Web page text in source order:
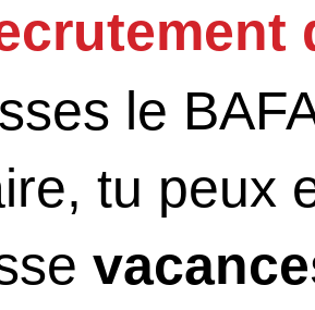
le
tu peux